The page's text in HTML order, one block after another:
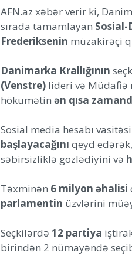
AFN.az xəbər verir ki,
sırada tamamlayan Sosial-
Frederiksenin müzakirəçi
Danimarka Krallığının
(Venstre) lideri və Müdafiə
hökumətin ən qısa
Sosial media hesabı
başlayacağını qeyd
səbirsizliklə gözlədiyini və
Təxminən 6 milyon əhalisi
parlamentin üzvlərini
Seçkilərdə 12 partiya
birindən 2 nümayəndə